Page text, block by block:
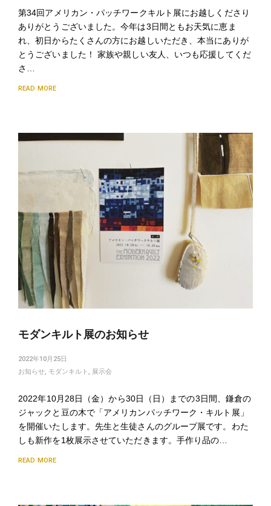
第34回アメリカン・パッチワークキルト展にお越しくださり
ありがとうございました。今年は3日間ともお天気に恵ま
れ、初日からたくさんの方にお越しいただき、本当にありが
とうございました！ 家族や親しい友人、いつも応援してくだ
さ…
READ MORE
モダンキルト展のお知らせ
2022年10月25日
お知らせ, モダンキルト , 展示会
2022年10月28日（金）から30日（日）までの3日間、鎌倉の
ジャックと豆の木で「アメリカンパッチワーク・キルト展」
を開催いたします。先生と生徒さんのグループ展です。わた
しも新作を1枚展示させていただきます。手作り品の…
READ MORE